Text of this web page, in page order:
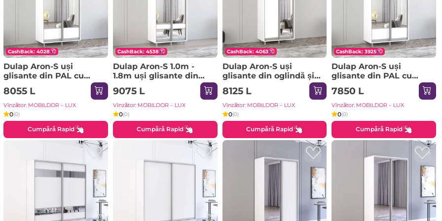
CashBack: 4028
Dulap Aron-S uși
glisante din PAL cu
oglindă orizontal
(110x60x240H cm)
Sonoma
8055 L
Vînzător: MOBILDOR – LUX
0(0)
Cumpără Rapid
CashBack: 4538
Dulap Aron-S 1.0m -
1.8m uși glisante din
PAL cu oglindă zebra
(160x60x220H cm)
Sonoma
9075 L
Vînzător: MOBILDOR – LUX
0(0)
Cumpără Rapid
CashBack: 4063
Dulap Aron-S uși
glisante din oglindă și
PAL (130x60x210H cm)
Sonoma
8125 L
Vînzător: MOBILDOR – LUX
0(0)
Cumpără Rapid
CashBack: 3925
Dulap Aron-S uși
glisante din PAL cu
oglindă (K1) orizontal
(100x60x240H cm)
Sonoma
7850 L
Vînzător: MOBILDOR – LUX
0(0)
Cumpără Rapid